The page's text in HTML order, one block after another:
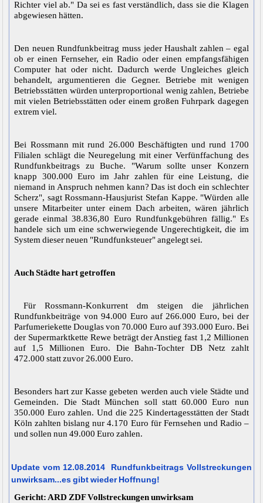
Richter viel ab." Da sei es fast verständlich, dass sie die Klagen
abgewiesen hätten.
Den neuen Rundfunkbeitrag muss jeder Haushalt zahlen – egal
ob er einen Fernseher, ein Radio oder einen empfangsfähigen
Computer hat oder nicht. Dadurch werde Ungleiches gleich
behandelt, argumentieren die Gegner. Betriebe mit wenigen
Betriebsstätten würden unterproportional wenig zahlen, Betriebe
mit vielen Betriebsstätten oder einem großen Fuhrpark dagegen
extrem viel.
Bei Rossmann mit rund 26.000 Beschäftigten und rund 1700
Filialen schlägt die Neuregelung mit einer Verfünffachung des
Rundfunkbeitrags zu Buche. "Warum sollte unser Konzern
knapp 300.000 Euro im Jahr zahlen für eine Leistung, die
niemand in Anspruch nehmen kann? Das ist doch ein schlechter
Scherz", sagt Rossmann-Hausjurist Stefan Kappe. "Würden alle
unsere Mitarbeiter unter einem Dach arbeiten, wären jährlich
gerade einmal 38.836,80 Euro Rundfunkgebühren fällig." Es
handele sich um eine schwerwiegende Ungerechtigkeit, die im
System dieser neuen "Rundfunksteuer" angelegt sei.
Auch Städte hart getroffen
Für Rossmann-Konkurrent dm steigen die jährlichen
Rundfunkbeiträge von 94.000 Euro auf 266.000 Euro, bei der
Parfumeriekette Douglas von 70.000 Euro auf 393.000 Euro. Bei
der Supermarktkette Rewe beträgt der Anstieg fast 1,2 Millionen
auf 1,5 Millionen Euro. Die Bahn-Tochter DB Netz zahlt
472.000 statt zuvor 26.000 Euro.
Besonders hart zur Kasse gebeten werden auch viele Städte und
Gemeinden. Die Stadt München soll statt 60.000 Euro nun
350.000 Euro zahlen. Und die 225 Kindertagesstätten der Stadt
Köln zahlten bislang nur 4.170 Euro für Fernsehen und Radio –
und sollen nun 49.000 Euro zahlen.
Update vom 12.08.2014 Rundfunkbeitrags Vollstreckungen
unwirksam...es gibt wieder Hoffnung!
Gericht: ARD ZDF Vollstreckungen unwirksam